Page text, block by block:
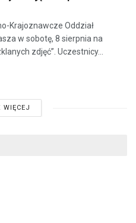
Krajoznawcze Oddział
w sobotę, 8 sierpnia na
zdjęć”. Uczestnicy...
WIĘCEJ